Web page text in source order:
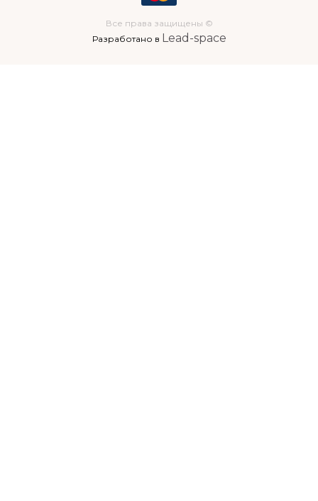
Все права защищены ©
Разработано в Lead-space